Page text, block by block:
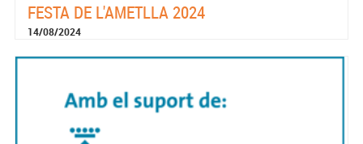
FESTA DE L'AMETLLA 2024
14/08/2024